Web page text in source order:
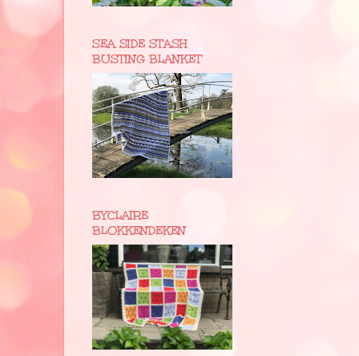
SEA SIDE STASH
BUSTING BLANKET
BYCLAIRE
BLOKKENDEKEN